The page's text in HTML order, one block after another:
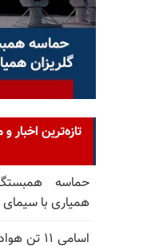
تازه‌ترین اخبار
حماسه
همیاری با سیمای
اسامی